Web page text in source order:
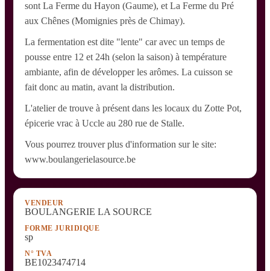
sont La Ferme du Hayon (Gaume), et La Ferme du Pré
aux Chênes (Momignies près de Chimay).
La fermentation est dite "lente" car avec un temps de
pousse entre 12 et 24h (selon la saison) à température
ambiante, afin de développer les arômes. La cuisson se
fait donc au matin, avant la distribution.
L'atelier de trouve à présent dans les locaux du Zotte Pot,
épicerie vrac à Uccle au 280 rue de Stalle.
Vous pourrez trouver plus d'information sur le site:
www.boulangerielasource.be
VENDEUR
BOULANGERIE LA SOURCE
FORME JURIDIQUE
sp
N° TVA
BE1023474714